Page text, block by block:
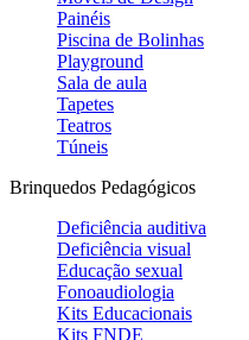
Painéis
Piscina de Bolinhas
Playground
Sala de aula
Tapetes
Teatros
Túneis
Brinquedos Pedagógicos
Deficiência auditiva
Deficiência visual
Educação sexual
Fonoaudiologia
Kits Educacionais
Kits FNDE